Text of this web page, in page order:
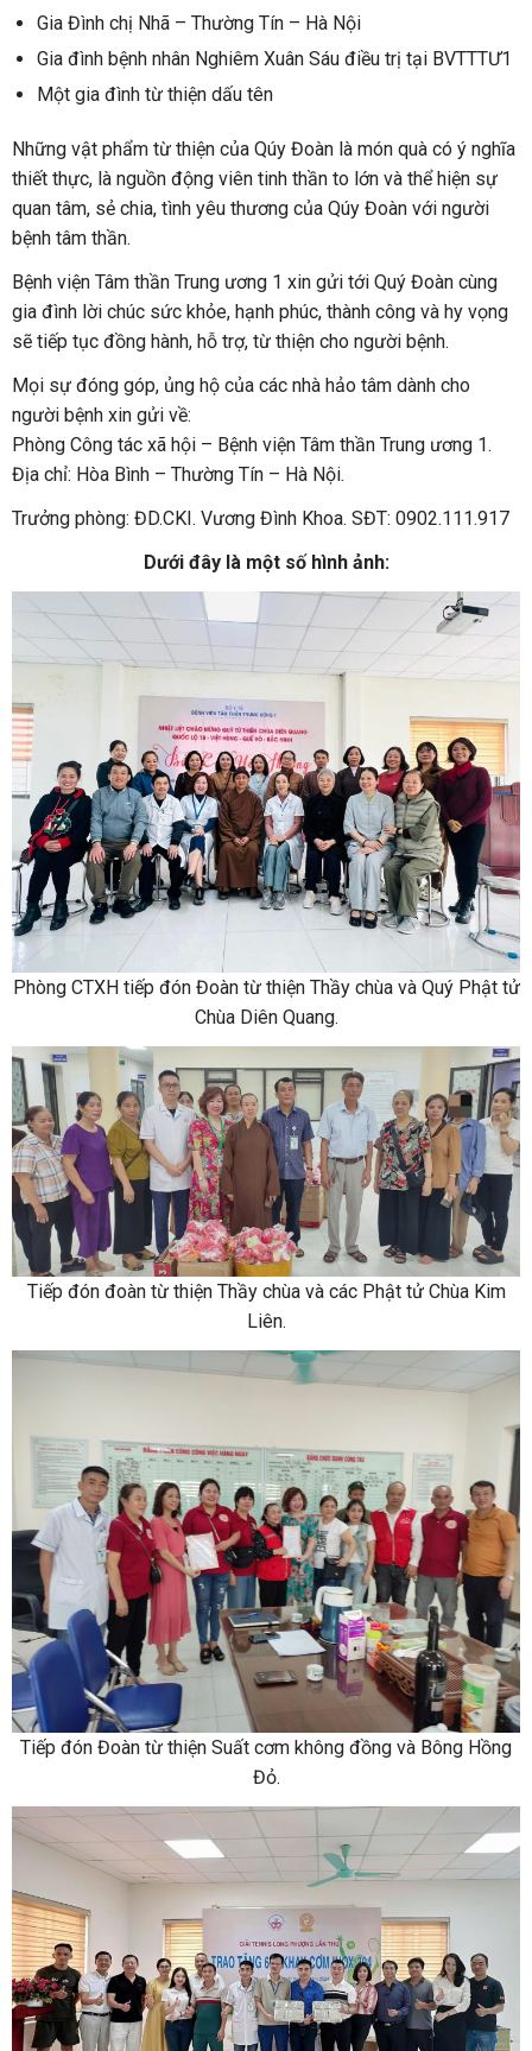
Gia Đình chị Nhã – Thường Tín – Hà Nội
Gia đình bệnh nhân Nghiêm Xuân Sáu điều trị tại BVTTTƯ1
Một gia đình từ thiện dấu tên
Những vật phẩm từ thiện của Qúy Đoàn là món quà có ý nghĩa
thiết thực, là nguồn động viên tinh thần to lớn và thể hiện sự
quan tâm, sẻ chia, tình yêu thương của Qúy Đoàn với người
bệnh tâm thần.
Bệnh viện Tâm thần Trung ương 1 xin gửi tới Quý Đoàn cùng
gia đình lời chúc sức khỏe, hạnh phúc, thành công và hy vọng
sẽ tiếp tục đồng hành, hỗ trợ, từ thiện cho người bệnh.
Mọi sự đóng góp, ủng hộ của các nhà hảo tâm dành cho
người bệnh xin gửi về:
Phòng Công tác xã hội – Bệnh viện Tâm thần Trung ương 1.
Địa chỉ: Hòa Bình – Thường Tín – Hà Nội.
Trưởng phòng: ĐD.CKI. Vương Đình Khoa. SĐT: 0902.111.917
Dưới đây là một số hình ảnh:
Phòng CTXH tiếp đón Đoàn từ thiện Thầy chùa và Quý Phật tử
Chùa Diên Quang.
Tiếp đón đoàn từ thiện Thầy chùa và các Phật tử Chùa Kim
Liên.
Tiếp đón Đoàn từ thiện Suất cơm không đồng và Bông Hồng
Đỏ.